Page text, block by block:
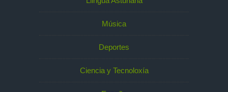
Música
Deportes
Ciencia y Tecnoloxía